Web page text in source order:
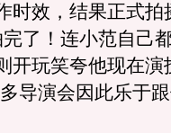
时效，结果正式拍
了！连小范自己
开玩笑夸他现在演
导演会因此乐于